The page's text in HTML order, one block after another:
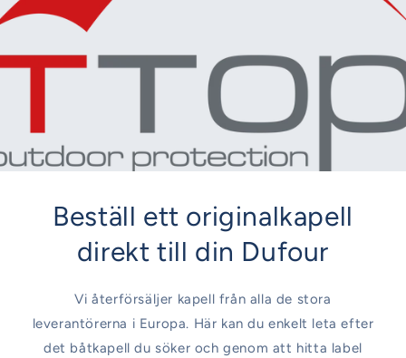
Beställ ett originalkapell
direkt till din Dufour
Vi återförsäljer kapell från alla de stora
leverantörerna i Europa. Här kan du enkelt leta efter
det båtkapell du söker och genom att hitta label